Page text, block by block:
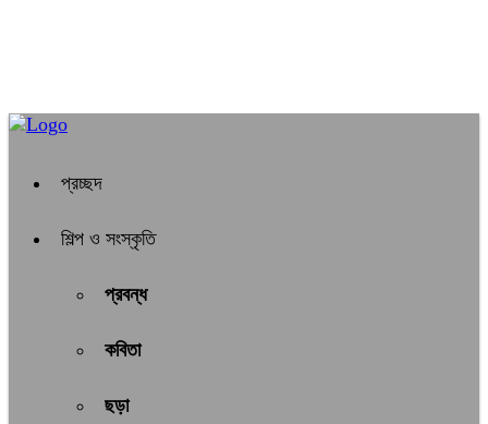
প্রচ্ছদ
শিল্প ও সংস্কৃতি
প্রবন্ধ
কবিতা
ছড়া